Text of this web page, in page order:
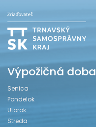
Výpožičná doba
Senica
Pondelok
Utorok
Streda